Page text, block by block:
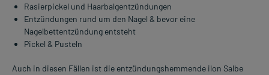
Rasierpickel und Haarbalgentzündungen
Entzündungen rund um den Nagel & bevor eine
Nagelbettentzündung entsteht
Pickel & Pusteln
Auch in diesen Fällen ist die entzündungshemmende ilon Salbe